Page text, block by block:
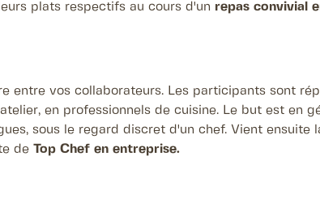
plats respectifs au cours d'un repas convivial
entre vos collaborateurs. Les participants sont
en professionnels de cuisine. Le but est en
sous le regard discret d'un chef. Vient ensuite
deTop Chef en entreprise.